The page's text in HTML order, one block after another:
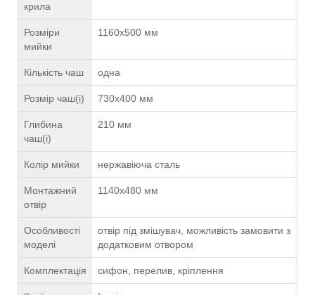
крила
Розміри
мийки
1160х500 мм
Кількість чаш одна
Розмір чаш(і) 730х400 мм
Глибина
чаш(і)
210 мм
Колір мийки нержавіюча сталь
Монтажний
отвір
1140х480 мм
Особливості
моделі
отвір під змішувач, можливість замовити з
додатковим отвором
Комплектація сифон, перелив, кріплення